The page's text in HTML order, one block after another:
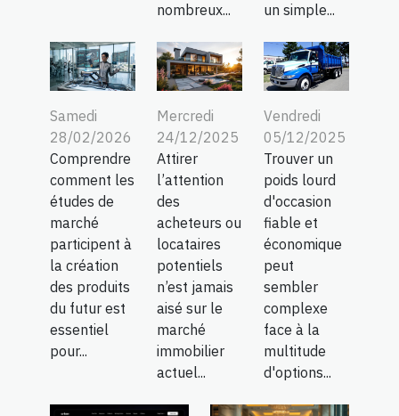
nombreux...
un simple...
Samedi
28/02/2026
Comprendre
comment les
études de
marché
participent à
la création
des produits
du futur est
essentiel
pour...
Mercredi
24/12/2025
Attirer
l’attention
des
acheteurs ou
locataires
potentiels
n’est jamais
aisé sur le
marché
immobilier
actuel...
Vendredi
05/12/2025
Trouver un
poids lourd
d'occasion
fiable et
économique
peut
sembler
complexe
face à la
multitude
d'options...